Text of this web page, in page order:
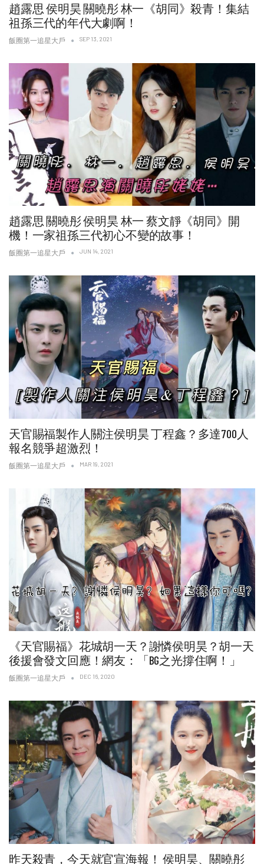
趙露思 侯明昊 關曉彤 林一《胡同》殺青！集結
祖孫三代的年代大劇啊！
飯圈第一追星大戶 SEP 13, 2021
趙露思 關曉彤 侯明昊 林一 蔡文靜《胡同》開
機！一家祖孫三代初心不變的故事！
飯圈第一追星大戶 JUN 14, 2021
天官賜福製作人關注侯明昊 丁程鑫？多達700人
報名競爭超激烈！
飯圈第一追星大戶 MAR 19, 2021
《天官賜福》花城胡一天？謝憐侯明昊？胡一天
後援會發文回應！網友：「BG之光撐住啊！」
飯圈第一追星大戶 DEC 16, 2020
昨天殺青，今天就官宣海報！ 侯明昊、關曉彤